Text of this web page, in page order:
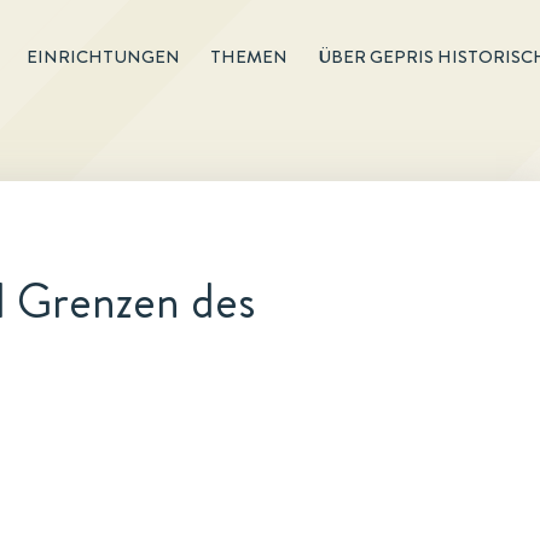
EINRICHTUNGEN THEMEN ÜBER GEPRIS
des